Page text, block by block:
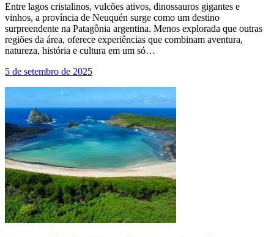
Entre lagos cristalinos, vulcões ativos, dinossauros gigantes e
vinhos, a província de Neuquén surge como um destino
surpreendente na Patagônia argentina. Menos explorada que outras
regiões da área, oferece experiências que combinam aventura,
natureza, história e cultura em um só…
5 de setembro de 2025